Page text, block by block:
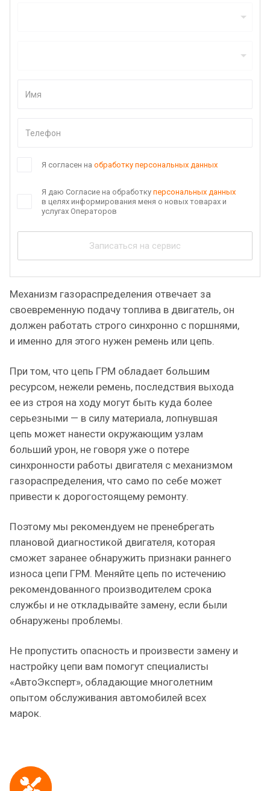
Я согласен на обработку персональных данных
Я даю Согласие на обработку персональных данных
в целях информирования меня о новых товарах и
услугах Операторов
Записаться на сервис
Механизм газораспределения отвечает за
своевременную подачу топлива в двигатель, он
должен работать строго синхронно с поршнями,
и именно для этого нужен ремень или цепь.
При том, что цепь ГРМ обладает большим
ресурсом, нежели ремень, последствия выхода
ее из строя на ходу могут быть куда более
серьезными — в силу материала, лопнувшая
цепь может нанести окружающим узлам
больший урон, не говоря уже о потере
синхронности работы двигателя с механизмом
газораспределения, что само по себе может
привести к дорогостоящему ремонту.
Поэтому мы рекомендуем не пренебрегать
плановой диагностикой двигателя, которая
сможет заранее обнаружить признаки раннего
износа цепи ГРМ. Меняйте цепь по истечению
рекомендованного производителем срока
службы и не откладывайте замену, если были
обнаружены проблемы.
Не пропустить опасность и произвести замену и
настройку цепи вам помогут специалисты
«АвтоЭксперт», обладающие многолетним
опытом обслуживания автомобилей всех
марок.